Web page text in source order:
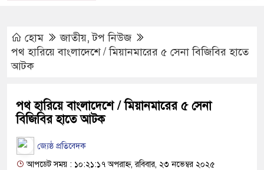
হোম জাতীয়,টপ নিউজ
পথ হারিয়ে বাংলাদেশে / মিয়ানমারের ৫ সেনা বিজিবির হাতে
আটক
পথ হারিয়ে বাংলাদেশে / মিয়ানমারের ৫ সেনা
বিজিবির হাতে আটক
জ্যেষ্ঠ প্রতিবেদক
আপডেট সময় : ১০:২১:১৭ অপরাহ্ন, রবিবার, ২৩ নভেম্বর ২০২৫